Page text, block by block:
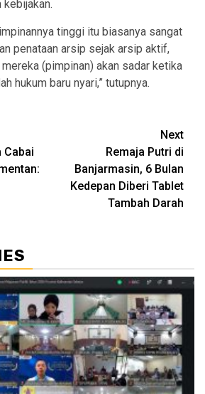
kebijakan.
tinggi itu biasanya sangat
penataan arsip sejak arsip aktif,
(pimpinan) akan sadar ketika
hukum baru nyari,” tutupnya.
Cabai
Next
Remaja Putri di
Banjarmasin, 6 Bulan
Kedepan Diberi Tablet
Tambah Darah